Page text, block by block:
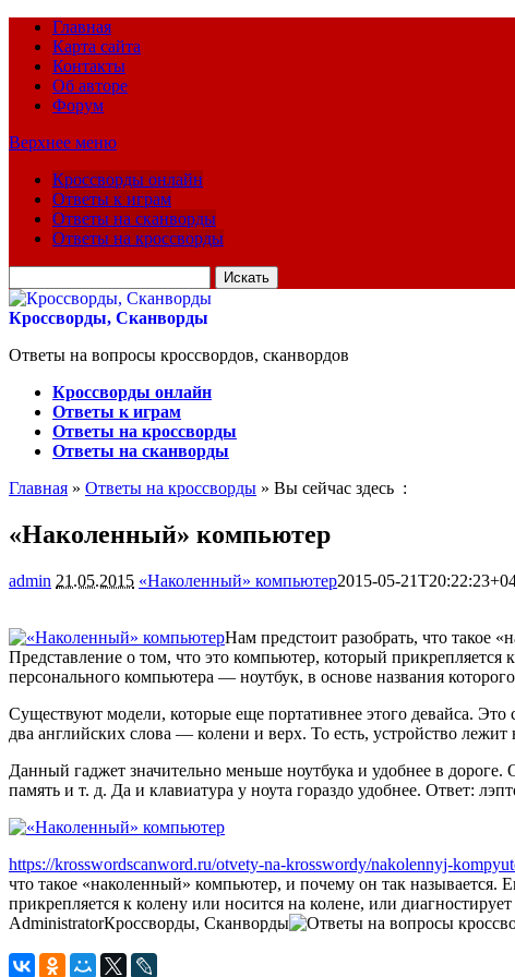
Главная
Карта сайта
Контакты
Об авторе
Форум
Верхнее меню
Кроссворды онлайн
Ответы к играм
Ответы на сканворды
Ответы на кроссворды
для:
Кроссворды, Сканворды
Ответы на вопросы кроссвордов, сканвордов
Кроссворды онлайн
Ответы к играм
Ответы на кроссворды
Ответы на сканворды
Главная » Ответы на кроссворды » Вы сейчас здесь :
«Наколенный» компьютер
admin 21.05.2015 «Наколенный» компьютер2015-05-
Нам предстоит разобрать, что такое
Представление о том, что это компьютер, который
персонального компьютера — ноутбук, в основе названия
Существуют модели, которые еще портативнее этого девайса. Это
два английских слова — колени и верх. То есть, устройство лежит
Данный гаджет значительно меньше ноутбука и удобнее в дороге.
память и т. д. Да и клавиатура у ноута гораздо удобнее. Ответ:
https://krosswordscanword.ru/otvety-na-krosswordy/nakolennyj-
что такое «наколенный» компьютер, и почему он так
прикрепляется к колену или носится на колене, или
AdministratorКроссворды, Сканворды